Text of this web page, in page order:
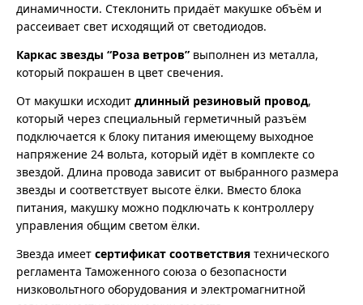
динамичности. Стеклонить придаёт макушке объём и
рассеивает свет исходящий от светодиодов.
Каркас звезды “Роза ветров” выполнен из металла,
который покрашен в цвет свечения.
От макушки исходит длинный резиновый провод,
который через специальный герметичный разъём
подключается к блоку питания имеющему выходное
напряжение 24 вольта, который идёт в комплекте со
звездой. Длина провода зависит от выбранного размера
звезды и соответствует высоте ёлки. Вместо блока
питания, макушку можно подключать к контроллеру
управления общим светом ёлки.
Звезда имеет сертификат соответствия технического
регламента Таможенного союза о безопасности
низковольтного оборудования и электромагнитной